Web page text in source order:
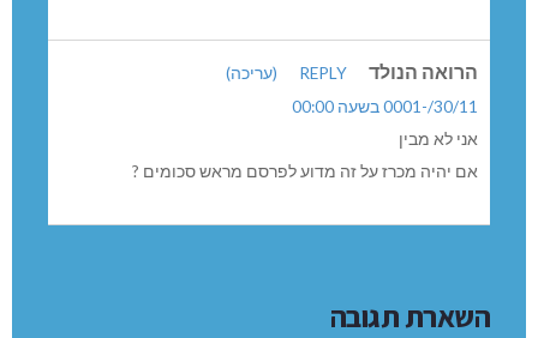
הרואה הנולד REPLY
(עריכה)
30/11/-0001 בשעה 00:00
אני לא מבין
אם יהיה מכרז על זה מדוע לפרסם מראש סכומים ?
השארת תגובה